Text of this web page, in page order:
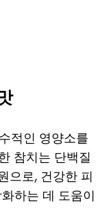
적인 영양소를
참치는 단백질
으로, 건강한 피
하는 데 도움이